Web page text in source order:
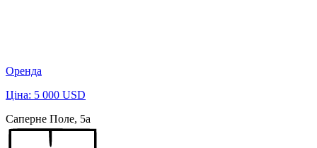
Оренда
Ціна: 5 000 USD
Саперне Поле, 5а